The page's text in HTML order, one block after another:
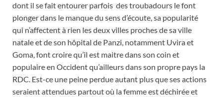
dont il se fait entourer parfois des troubadours le font
plonger dans le manque du sens d’écoute, sa popularité
qui n’affectent à rien les deux villes proches de sa ville
natale et de son hôpital de Panzi, notamment Uvira et
Goma, font croire qu’il est maitre dans son coin et
populaire en Occident qu’ailleurs dans son propre pays la
RDC. Est-ce une peine perdue autant plus que ses actions
seraient attendues partout où la femme est déchirée et